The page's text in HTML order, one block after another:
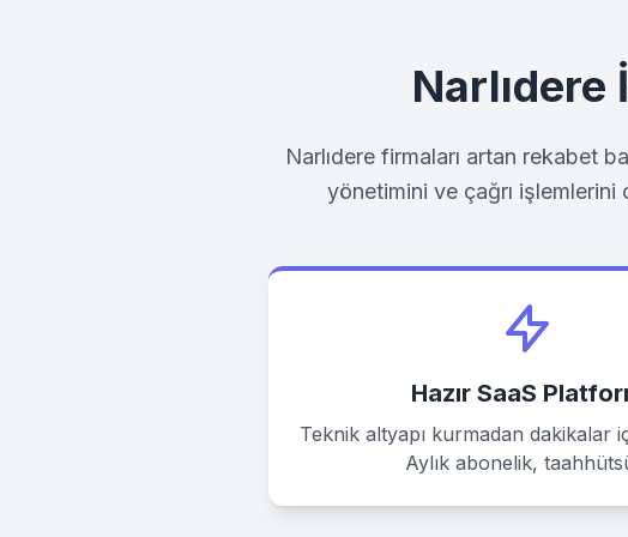
Narlıdere
Narlıderefirmaları artan rekabet
yönetimini ve çağrı işlemlerini
Hazır SaaS
Teknik altyapı kurmadan dakikalar
Aylık abonelik,